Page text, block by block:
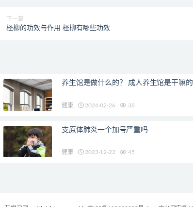
下一篇
柽柳的功效与作用 柽柳有哪些功效
养生馆是做什么的？ 成人养生馆是干嘛
健康 2024-02-26 38
支原体肺炎一个加号严重吗
健康 2023-12-22 45